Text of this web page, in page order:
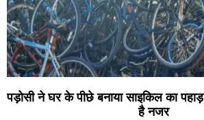
पड़ोसी ने घर के पीछे बनाया साइकिल का
है नजर